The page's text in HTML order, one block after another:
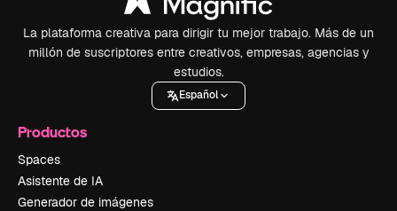
La plataforma creativa para dirigir tu mejor trabajo. Más de un
millón de suscriptores entre creativos, empresas, agencias y
estudios.
Español
Productos
Spaces
Asistente de IA
Generador de imágenes